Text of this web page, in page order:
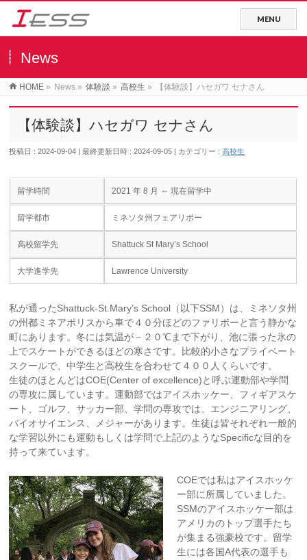
News
HOME » News » 体験談 » 高校生 » 【体験談】ハセガワ セナさん
【体験談】ハセガワ セナさん
投稿日 : 2024-09-04 最終更新日時 : 2024-09-05 カテゴリー :高校生
留学時間 2021 年 8 月 ～ 現在留学中
留学都市 ミネソタ州フェアリボー
高校留学先 Shattuck St Mary’s School
大学進学先 Lawrence University
私が通ったShattuck-St.Mary’s School（以下SSM）は、ミネソタ州
の州都ミネアポリスから車で４０分ほどのファリボーと言う静かな
町にあります。冬には気温が－２０℃まで下がり、池に張った氷の
上でスケートができるほどの寒さです。比較的小さなプライベート
スクールで、中学生と高校生を合わせて４００人くらいです。
生徒のほとんどはCOE(Center of excellence)と呼ぶ運動部や学問
の専攻に属しています。運動部ではアイスホッケー、フィギアスケ
ート、ゴルフ、サッカー部、学問の専攻では、エンジニアリング、
バイオサイエンス、メジャーがあります。生徒は皆それぞれ一般的
な学習以外にも運動もしくは学問で上記のようなSpecificな目的を
持って来ています。
COEでは私はアイスホッケ
ー部に所属していました。
SSMのアイスホッケー部は
アメリカのトップ選手たち
が集まる強豪校です。留学
生には各国A代表の選手も